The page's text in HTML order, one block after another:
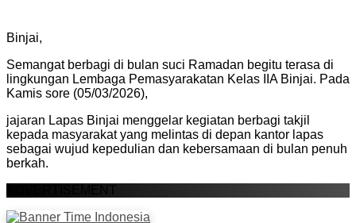
Binjai,
Semangat berbagi di bulan suci Ramadan begitu terasa di
lingkungan Lembaga Pemasyarakatan Kelas IIA Binjai. Pada
Kamis sore (05/03/2026),
jajaran Lapas Binjai menggelar kegiatan berbagi takjil
kepada masyarakat yang melintas di depan kantor lapas
sebagai wujud kepedulian dan kebersamaan di bulan penuh
berkah.
ADVERTISEMENT